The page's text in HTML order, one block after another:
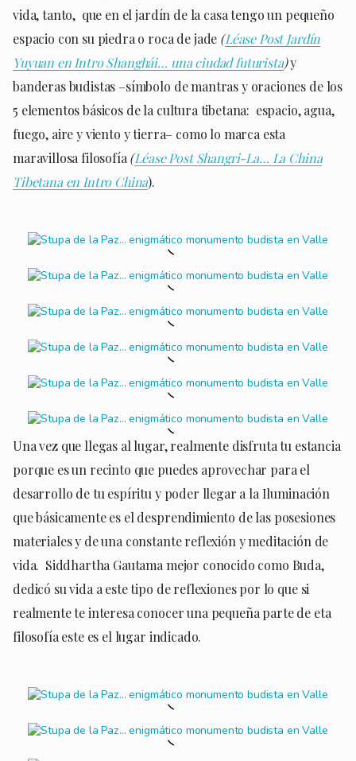
vida, tanto, que en el jardín de la casa tengo un pequeño
espacio con su piedra o roca de jade (Léase Post Jardín
Yuyuan en Intro Shanghái… una ciudad futurista)y
banderas budistas –símbolo de mantras y oraciones de los
5 elementos básicos de la cultura tibetana: espacio, agua,
fuego, aire y viento y tierra– como lo marca esta
maravillosa filosofía (Léase Post Shangri-La… La China
Tibetana en Intro China).
Una vez que llegas al lugar, realmente disfruta tu estancia
porque es un recinto que puedes aprovechar para el
desarrollo de tu espíritu y poder llegar a la Iluminación
que básicamente es el desprendimiento de las posesiones
materiales y de una constante reflexión y meditación de
vida. Siddhartha Gautama mejor conocido como Buda,
dedicó su vida a este tipo de reflexiones por lo que si
realmente te interesa conocer una pequeña parte de eta
filosofía este es el lugar indicado.